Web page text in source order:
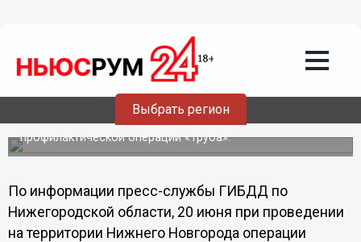
Выбрать регион
В Нижнем Новгороде прошла сплошная
проверка водителей на алкоголь: есть
результаты
Нижегородские сотрудники ГИБДД подвели итоги
профилактической операции «Труба».
По информации пресс-службы ГИБДД по
Нижегородской области, 20 июня при проведении
на территории Нижнего Новгорода операции